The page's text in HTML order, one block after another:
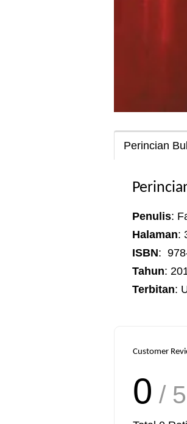
Perincian
Penulis:
Halaman:
ISBN:
Tahun:
Terbitan:
Customer
0 / 5